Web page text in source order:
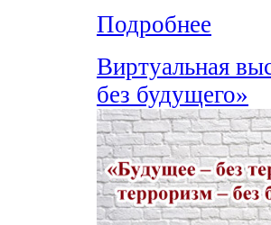
Подробнее
Виртуальная
без будущего»